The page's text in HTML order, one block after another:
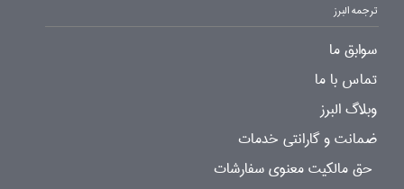
ترجمه البرز
سوابق ما
تماس با ما
وبلاگ البرز
ضمانت و گارانتی خدمات
حق مالکیت معنوی سفارشات